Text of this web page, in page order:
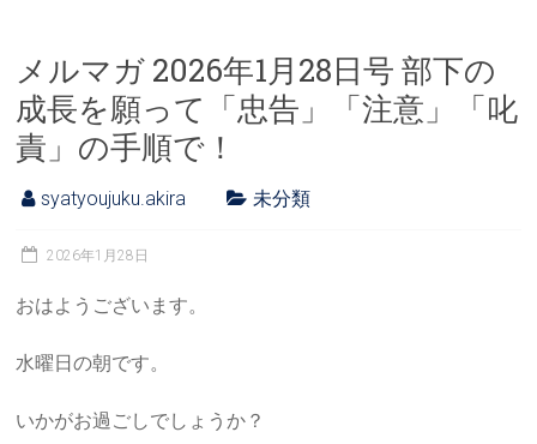
社
長
塾
&ESJ
社
労
士
総
メルマガ 2026年1月28日号 部下の
成長を願って「忠告」「注意」「叱
責」の手順で！
syatyoujuku.akira 未分類
2026年1月28日
おはようございます。
水曜日の朝です。
いかがお過ごしでしょうか？